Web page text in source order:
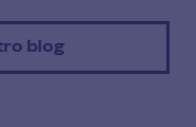
blog